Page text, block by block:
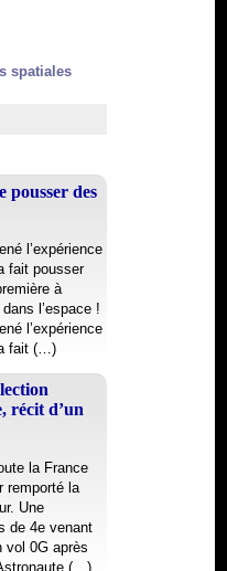
spatiales
pousser des
l’expérience
fait pousser
à
l’espace !
l’expérience
fait (…)
récit d’un
la France
remporté la
Une
de 4e venant
vol 0G après
(…)